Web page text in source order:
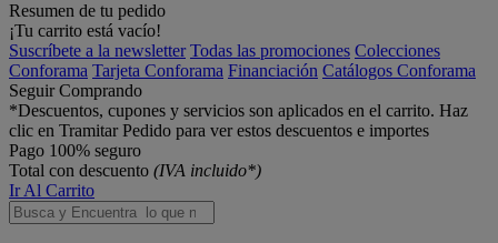
Resumen de tu pedido
¡Tu carrito está vacío!
Suscríbete a la newsletter Todas las promociones Colecciones
Conforama Tarjeta Conforama Financiación Catálogos Conforama
Seguir Comprando
*Descuentos, cupones y servicios son aplicados en el carrito. Haz
clic en Tramitar Pedido para ver estos descuentos e importes
Pago 100% seguro
Total con descuento (IVA incluido*)
Ir Al Carrito